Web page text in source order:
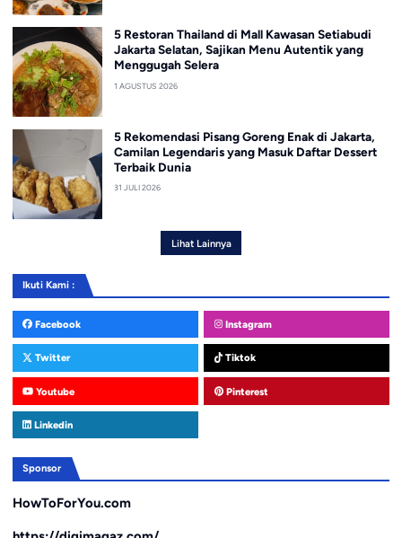
5 Restoran Thailand di Mall Kawasan Setiabudi
Jakarta Selatan, Sajikan Menu Autentik yang
Menggugah Selera
1 AGUSTUS 2026
5 Rekomendasi Pisang Goreng Enak di Jakarta,
Camilan Legendaris yang Masuk Daftar Dessert
Terbaik Dunia
31 JULI 2026
Lihat Lainnya
Ikuti Kami :
Facebook Instagram
Twitter Tiktok
Youtube Pinterest
Linkedin
Sponsor
HowToForYou.com